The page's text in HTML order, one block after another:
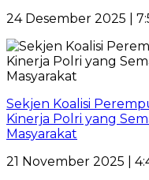
24 Desember 2025 |
Sekjen Koalisi
Kinerja Polri yang
Masyarakat
21 November 2025 |